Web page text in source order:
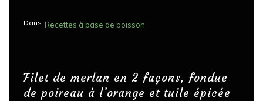
Dans Recettes à base de poisson
Filet de merlan en 2 façons, fondue
de poireau à l’orange et tuile épicée